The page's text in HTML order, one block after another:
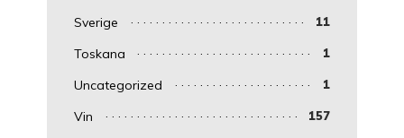
Sverige 11
Toskana 1
Uncategorized 1
Vin 157